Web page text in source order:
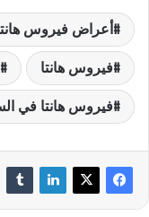
أعراض فيروس
فيروس هانتا
فيروس هانتا في